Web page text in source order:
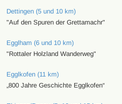
Dettingen (5 und 10 km)
"Auf den Spuren der Grettamachr"
Egglham (6 und 10 km)
"Rottaler Holzland Wanderweg"
Egglkofen (11 km)
„800 Jahre Geschichte Egglkofen“